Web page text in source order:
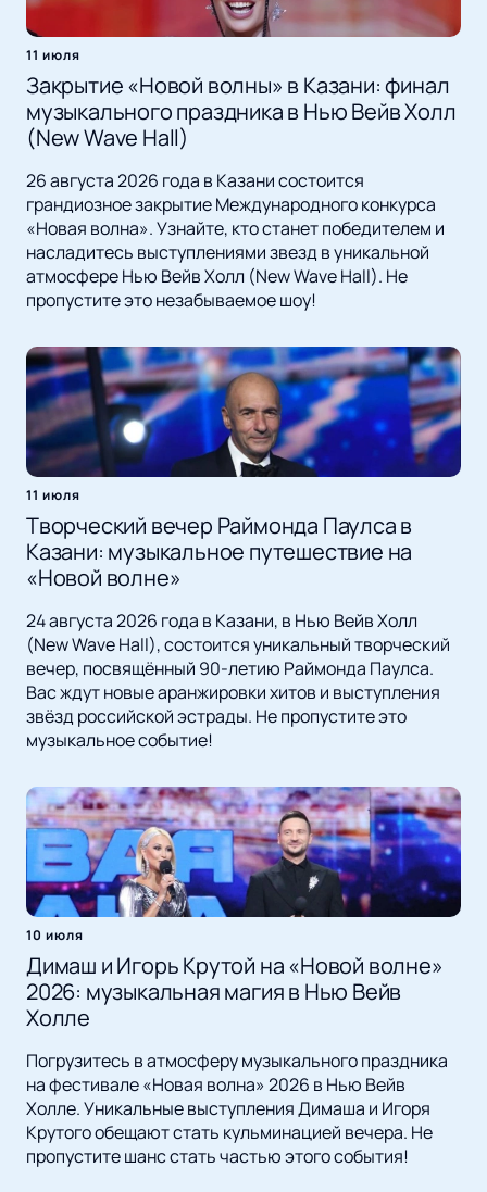
11 июля
Закрытие «Новой волны» в Казани: финал
музыкального праздника в Нью Вейв Холл
(New Wave Hall)
26 августа 2026 года в Казани состоится
грандиозное закрытие Международного конкурса
«Новая волна». Узнайте, кто станет победителем и
насладитесь выступлениями звезд в уникальной
атмосфере Нью Вейв Холл (New Wave Hall). Не
пропустите это незабываемое шоу!
11 июля
Творческий вечер Раймонда Паулса в
Казани: музыкальное путешествие на
«Новой волне»
24 августа 2026 года в Казани, в Нью Вейв Холл
(New Wave Hall), состоится уникальный творческий
вечер, посвящённый 90-летию Раймонда Паулса.
Вас ждут новые аранжировки хитов и выступления
звёзд российской эстрады. Не пропустите это
музыкальное событие!
10 июля
Димаш и Игорь Крутой на «Новой волне»
2026: музыкальная магия в Нью Вейв
Холле
Погрузитесь в атмосферу музыкального праздника
на фестивале «Новая волна» 2026 в Нью Вейв
Холле. Уникальные выступления Димаша и Игоря
Крутого обещают стать кульминацией вечера. Не
пропустите шанс стать частью этого события!